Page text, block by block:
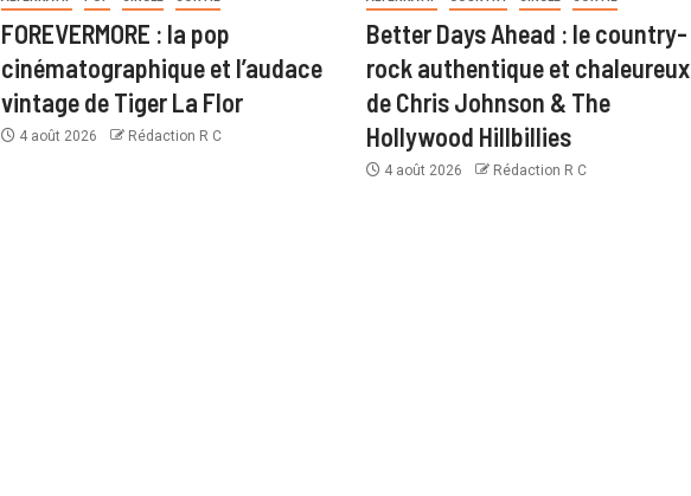
FOREVERMORE : la pop
cinématographique et l’audace
vintage de Tiger La Flor
4 août 2026 Rédaction R C
Better Days Ahead : le country-
rock authentique et chaleureux
de Chris Johnson & The
Hollywood Hillbillies
4 août 2026 Rédaction R C